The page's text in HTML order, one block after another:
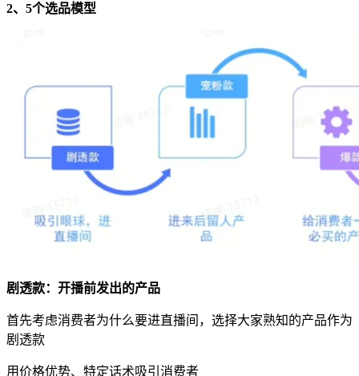
2、5个选品模型
剧透款：开播前发出的产品
首先考虑消费者为什么要进直播间，选择大家熟知的产品作为
剧透款
用价格优势、特定话术吸引消费者